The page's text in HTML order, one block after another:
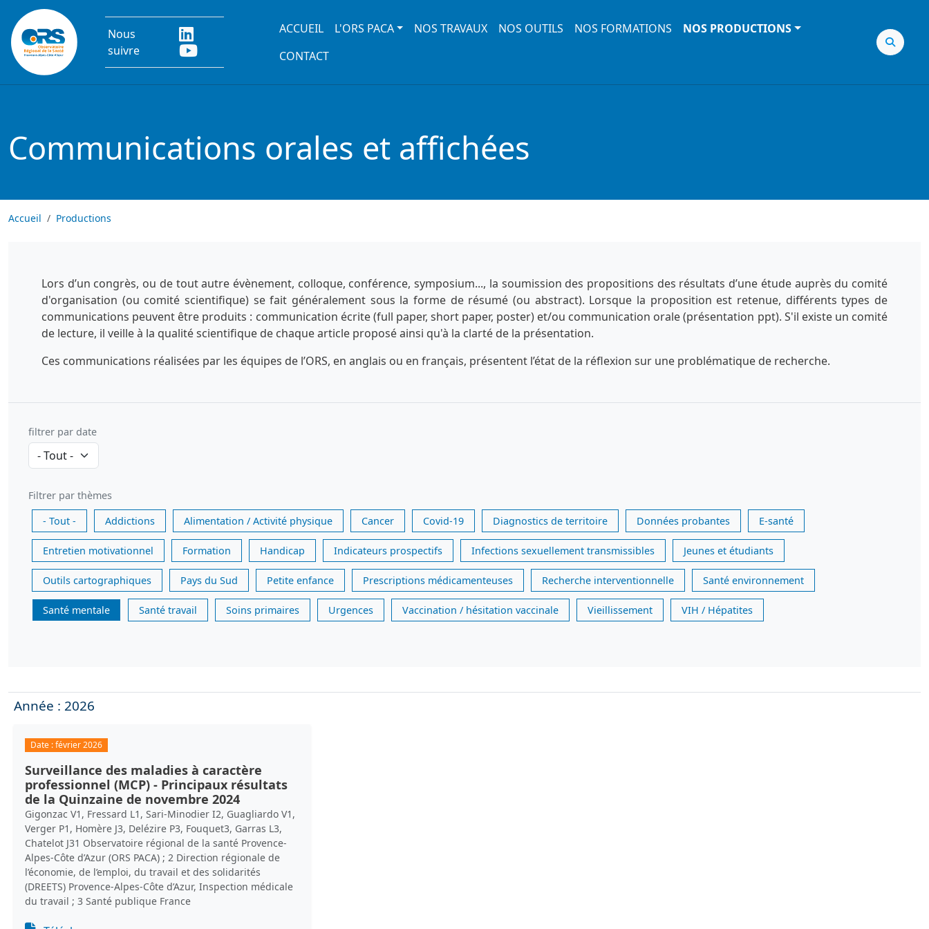
Aller au contenu principal
Nous
suivre
Main navigation
ACCUEIL L'ORS PACA NOS TRAVAUX NOS OUTILS NOS FORMATIONS
NOS PRODUCTIONS
CONTACT
Communications orales et affichées
Accueil Productions
Lors d’un congrès, ou de tout autre évènement, colloque, conférence, symposium..., la soumission des propositions des résultats d’une étude auprès du comité
d'organisation (ou comité scientifique) se fait généralement sous la forme de résumé (ou abstract). Lorsque la proposition est retenue, différents types de
communications peuvent être produits : communication écrite (full paper, short paper, poster) et/ou communication orale (présentation ppt). S'il existe un comité
de lecture, il veille à la qualité scientifique de chaque article proposé ainsi qu'à la clarté de la présentation.
Ces communications réalisées par les équipes de l’ORS, en anglais ou en français, présentent l’état de la réflexion sur une problématique de recherche.
filtrer par date
Filtrer par thèmes
- Tout -
Addictions Alimentation / Activité physique Cancer Covid-19 Diagnostics de territoire Données probantes E-santé
Entretien motivationnel Formation Handicap Indicateurs prospectifs Infections sexuellement transmissibles Jeunes et étudiants
Outils cartographiques Pays du Sud Petite enfance Prescriptions médicamenteuses Recherche interventionnelle Santé environnement
Santé mentale Santé travail Soins primaires Urgences Vaccination / hésitation vaccinale Vieillissement VIH / Hépatites
Année : 2026
Date :février 2026
Surveillance des maladies à caractère
professionnel (MCP) - Principaux résultats
de la Quinzaine de novembre 2024
Gigonzac V1, Fressard L1, Sari-Minodier I2, Guagliardo V1,
Verger P1, Homère J3, Delézire P3, Fouquet3, Garras L3,
Chatelot J31 Observatoire régional de la santé Provence-
Alpes-Côte d’Azur (ORS PACA) ; 2 Direction régionale de
l’économie, de l’emploi, du travail et des solidarités
(DREETS) Provence-Alpes-Côte d’Azur, Inspection médicale
du travail ; 3 Santé publique France